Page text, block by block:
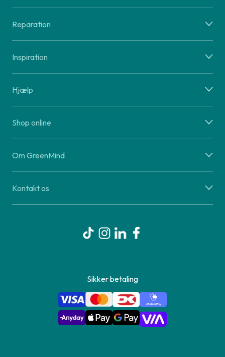
Reparation
Inspiration
Hjælp
Shop online
Om GreenMind
Kontakt os
Sikker betaling